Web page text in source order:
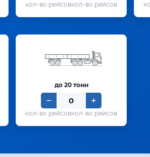
кол-во рейсов
до 20 тонн
кол-во рейсов